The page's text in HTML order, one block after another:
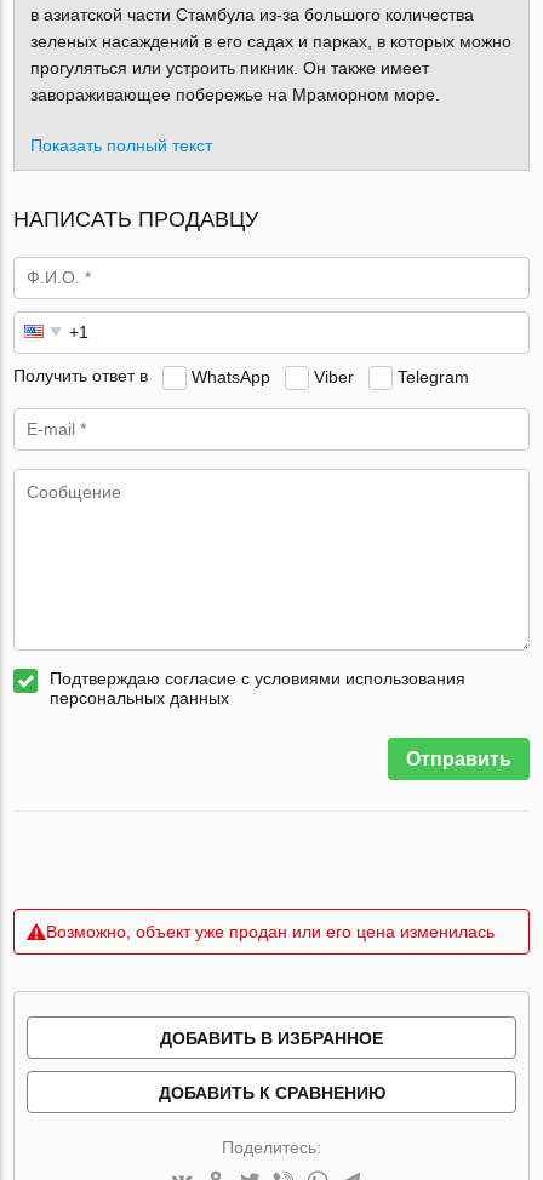
в азиатской части Стамбула из-за большого количества
зеленых насаждений в его садах и парках, в которых можно
прогуляться или устроить пикник. Он также имеет
завораживающее побережье на Мраморном море.
Показать полный текст
НАПИСАТЬ ПРОДАВЦУ
Получить ответ в WhatsApp Viber Telegram
Подтверждаю согласие с условиями использования
персональных данных
Отправить
Возможно, объект уже продан или его цена изменилась
ДОБАВИТЬ В ИЗБРАННОЕ
ДОБАВИТЬ К СРАВНЕНИЮ
Поделитесь: